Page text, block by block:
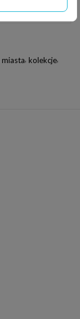
×
miasta, kolekcje,